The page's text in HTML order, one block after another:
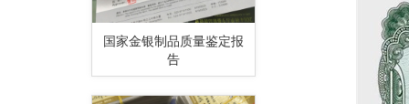
国家金银制品质量鉴定报
告